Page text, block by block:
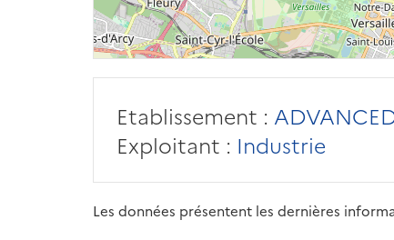
Etablissement :
Exploitant : Industrie
Les données présentent les dernières